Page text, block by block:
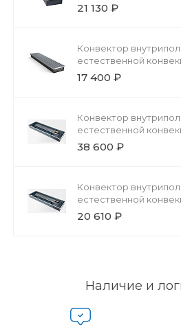
21 130 ₽
Конвектор
естественной
DG-U-NA
17 400 ₽
Конвектор
естественной
200-85-4000 без
38 600 ₽
Конвектор
естественной
200-85-2400 без
20 610 ₽
Наличие и